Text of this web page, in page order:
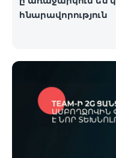
հնարավորություն